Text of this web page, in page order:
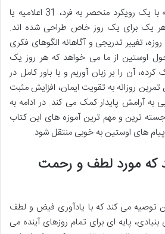
کتاب «آرامش سهم توست» با یک رویکرد منحصر به فرد، 31 اعلامیه یا
هر یک برای یک روز خاص طراحی شده اند.
هدف اصلی این ساختار 31 روزه، تغییر تدریجی و آگاهانه الگوهای فکری
اوستین از ما می خواهد که هر روز یک
آن را بر زبان آوریم و با باور کامل در
تمرین روزانه به تقویت ایمان، افزایش مثبت
به آرامش پایدار کمک می کند. در ادامه به
ترین و مهم ترین آموزه های این کتاب
های اوستین به خوبی منتقل شود.
که مورد لطف و رحمت
توصیه می کند که با یادآوری فیض و لطف
پایه ای برای تمام روزهای آینده می